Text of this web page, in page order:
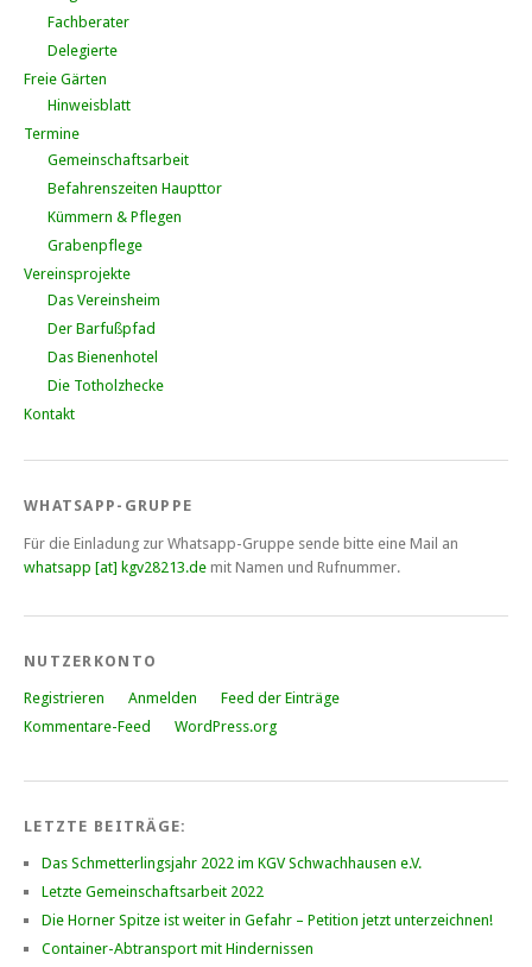
Fachberater
Delegierte
Freie Gärten
Hinweisblatt
Termine
Gemeinschaftsarbeit
Befahrenszeiten Haupttor
Kümmern & Pflegen
Grabenpflege
Vereinsprojekte
Das Vereinsheim
Der Barfußpfad
Das Bienenhotel
Die Totholzhecke
Kontakt
WHATSAPP-GRUPPE
Für die Einladung zur Whatsapp-Gruppe sende bitte eine Mail an
whatsapp [at] kgv28213.de mit Namen und Rufnummer.
NUTZERKONTO
Registrieren Anmelden
Feed der Einträge
Kommentare-Feed
WordPress.org
LETZTE BEITRÄGE:
Das Schmetterlingsjahr 2022 im KGV Schwachhausen e.V.
Letzte Gemeinschaftsarbeit 2022
Die Horner Spitze ist weiter in Gefahr – Petition jetzt unterzeichnen!
Container-Abtransport mit Hindernissen